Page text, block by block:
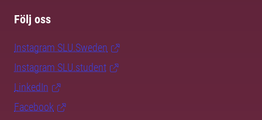
Följ oss
Instagram SLU.Sweden
Instagram SLU.student
LinkedIn
Facebook